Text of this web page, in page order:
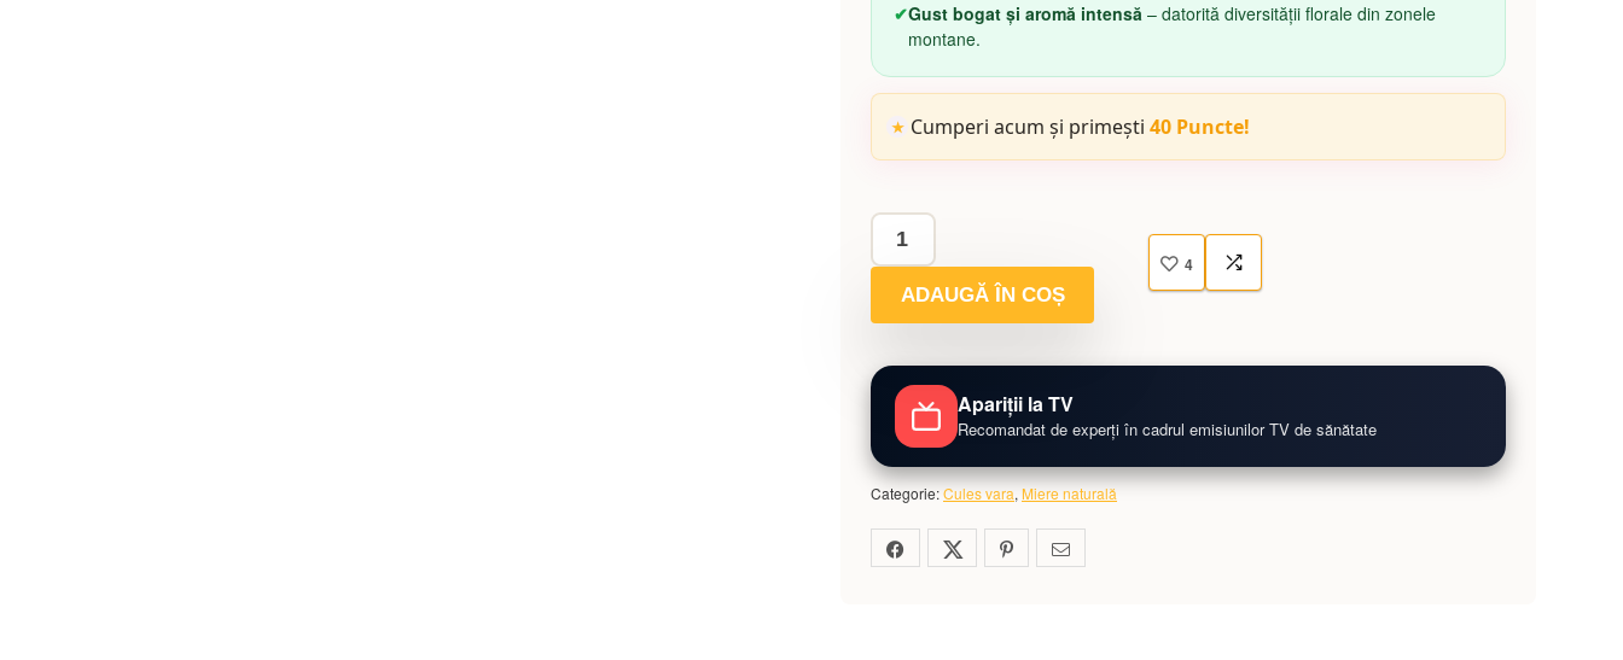
✔Gust bogat și aromă intensă – datorită diversității florale din zonele
montane.
★ Cumperi acum și primești 40 Puncte!
ADAUGĂ ÎN COȘ
4
Apariții la TV
Recomandat de experți în cadrul emisiunilor TV de sănătate
Categorie:Cules vara, Miere naturală